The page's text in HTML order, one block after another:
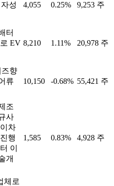
성
4,055 0.25% 9,253 주
터
EV 8,210 1.11% 20,978 주
즈향
류
10,150 -0.68% 55,421 주
조
사
차
행
이
개
1,585 0.83% 4,928 주
체로